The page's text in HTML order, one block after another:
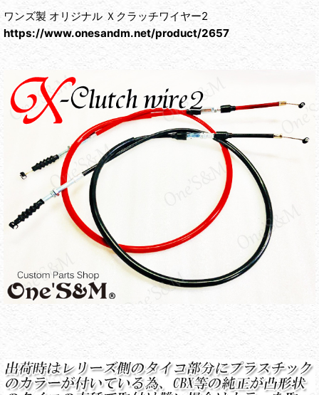
ワンズ製 オリジナル Ｘクラッチワイヤー2
https://www.onesandm.net/product/2657